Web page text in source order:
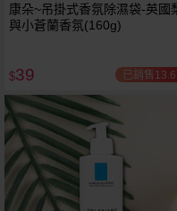
康朵~吊掛式香氛除濕袋-英國
與小蒼蘭香氛(160g)
$39 已銷售